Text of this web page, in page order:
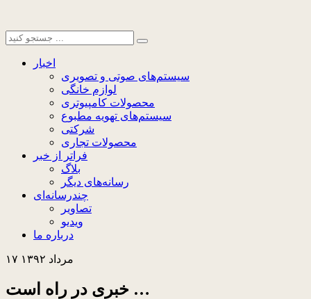
اخبار
سیستم‌های صوتی و تصویری
لوازم خانگی
محصولات کامپیوتری
سیستم‌های تهویه مطبوع
شرکتی
محصولات تجاری
فراتر از خبر
بلاگ
رسانه‌های دیگر
چندرسانه‌ای
تصاویر
ویدیو
درباره ما
۱۷ مرداد ۱۳۹۲
خبری در راه است …